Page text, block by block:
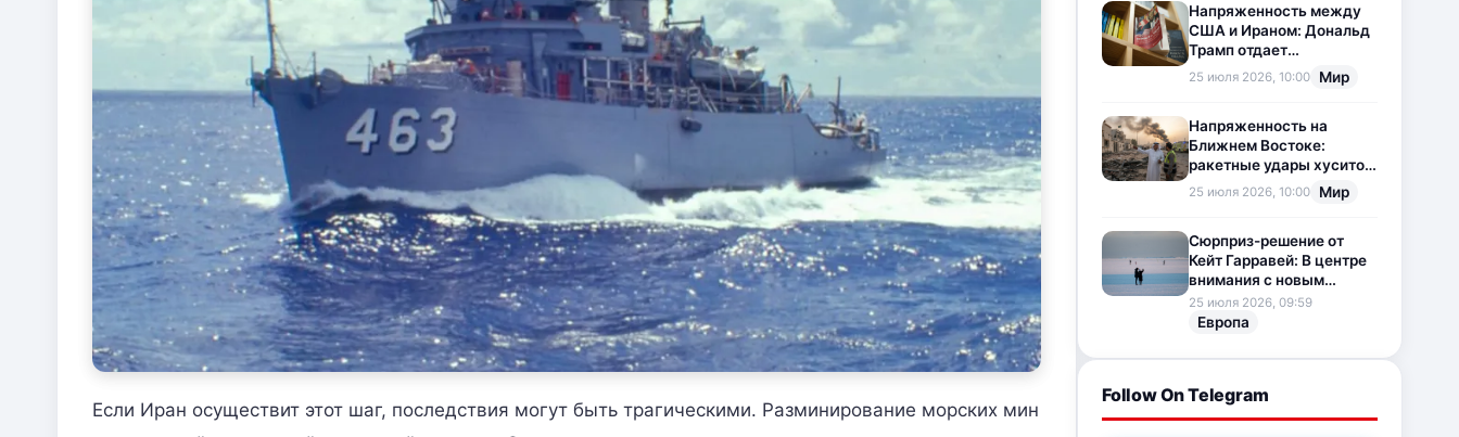
Если Иран осуществит этот шаг, последствия могут быть трагическими. Разминирование морских мин
Напряженность между
США и Ираном: Дональд
Трамп отдает
предпочтение
дипломатии
25 июля 2026, 10:00 Мир
Напряженность на
Ближнем Востоке:
ракетные удары хуситов
по Саудовской Аравии
загоняют ситуацию в
25 июля 2026, 10:00 Мир
Сюрприз-решение от
Кейт Гарравей: В центре
внимания с новым
любовным
приключением
25 июля 2026, 09:59
Европа
Follow On Telegram